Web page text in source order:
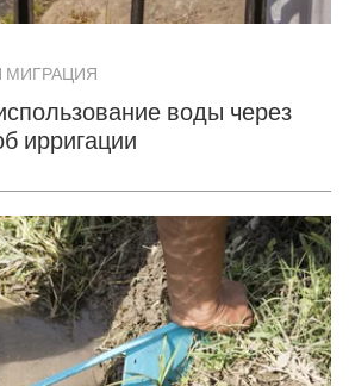
МИГРАЦИЯ
воды через
ирригации